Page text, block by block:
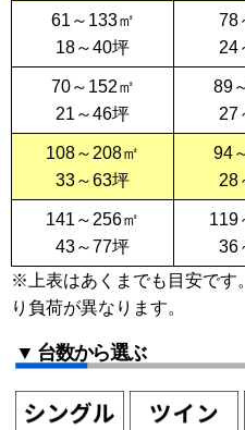
61～133㎡
18～40坪
78
24
70～152㎡
21～46坪
89
27
108～208㎡
33～63坪
94
28
141～256㎡
43～77坪
119
36
※上表はあくまでも目安です
り負荷が異なります。
▼ 台数から選ぶ